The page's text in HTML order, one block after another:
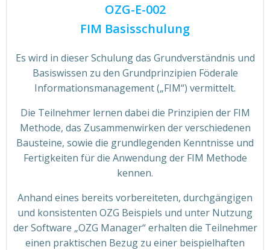
OZG-E-002
FIM Basisschulung
Es wird in dieser Schulung das Grundverständnis und
Basiswissen zu den Grundprinzipien Föderale
Informationsmanagement („FIM“) vermittelt.
Die Teilnehmer lernen dabei die Prinzipien der FIM
Methode, das Zusammenwirken der verschiedenen
Bausteine, sowie die grundlegenden Kenntnisse und
Fertigkeiten für die Anwendung der FIM Methode
kennen.
Anhand eines bereits vorbereiteten, durchgängigen
und konsistenten OZG Beispiels und unter Nutzung
der Software „OZG Manager“ erhalten die Teilnehmer
einen praktischen Bezug zu einer beispielhaften